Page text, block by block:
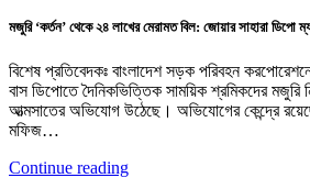
মজুরি ‘কর্তন’ থেকে ২৪ লাখের মেরামত বিল: জোয়ার সাহারা ডিপো
বিশেষ প্রতিবেদকঃ বাংলাদেশ সড়ক পরিবহন
বাস ডিপোতে দৈনিকভিত্তিক সাময়িক শ্রমিকদের
আত্মসাতের অভিযোগ উঠেছে। অভিযোগের কেন্দ্রে
মফিজ…
Continue reading